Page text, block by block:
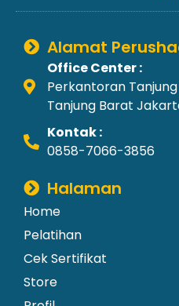
Alamat
Office Center :
Perkantoran Tanjung
Tanjung Barat
Kontak :
0858-7066-3856
Halaman
Home
Pelatihan
Cek Sertifikat
Store